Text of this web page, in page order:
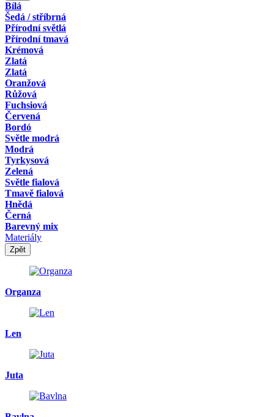
Bílá
Šedá / stříbrná
Přírodní světlá
Přírodní tmavá
Krémová
Zlatá
Zlatá
Oranžová
Růžová
Fuchsiová
Červená
Bordó
Světle modrá
Modrá
Tyrkysová
Zelená
Světle fialová
Tmavě fialová
Hnědá
Černá
Barevný mix
Materiály
Zpět
Organza
Len
Juta